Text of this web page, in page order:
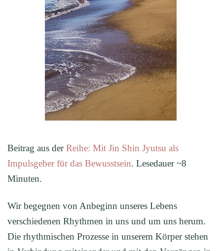
Beitrag aus derReihe: Mit Jin Shin Jyutsu als
Impulsgeber für das Bewusstsein. Lesedauer ~8
Minuten.
Wir begegnen von Anbeginn unseres Lebens
verschiedenen Rhythmen in uns und um uns herum.
Die rhythmischen Prozesse in unserem Körper stehen